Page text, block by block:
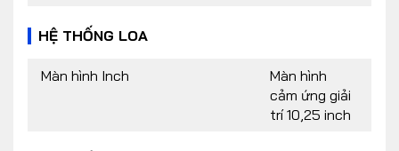
HỆ THỐNG LOA
Màn hình Inch
Màn hình
cảm ứng giải
trí 10,25 inch